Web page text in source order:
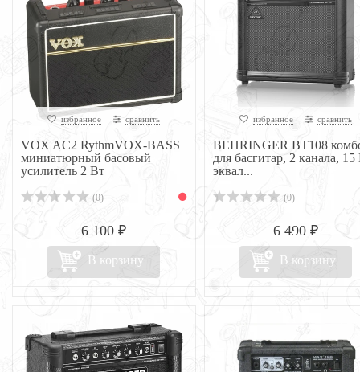
избранное сравнить
VOX AC2 RythmVOX-BASS
миниатюрный басовый
усилитель 2 Вт
(0)
6 100 ₽
В корзину
избранное сравнить
BEHRINGER BT108
для басгитар, 2 канала, 15
эквал...
(0)
6 490 ₽
В корзину